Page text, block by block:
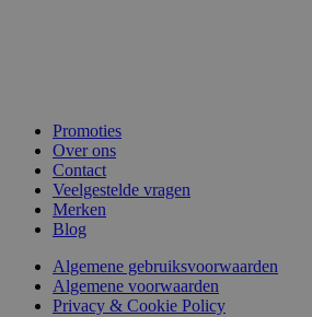
Promoties
Over ons
Contact
Veelgestelde vragen
Merken
Blog
Algemene gebruiksvoorwaarden
Algemene voorwaarden
Privacy & Cookie Policy